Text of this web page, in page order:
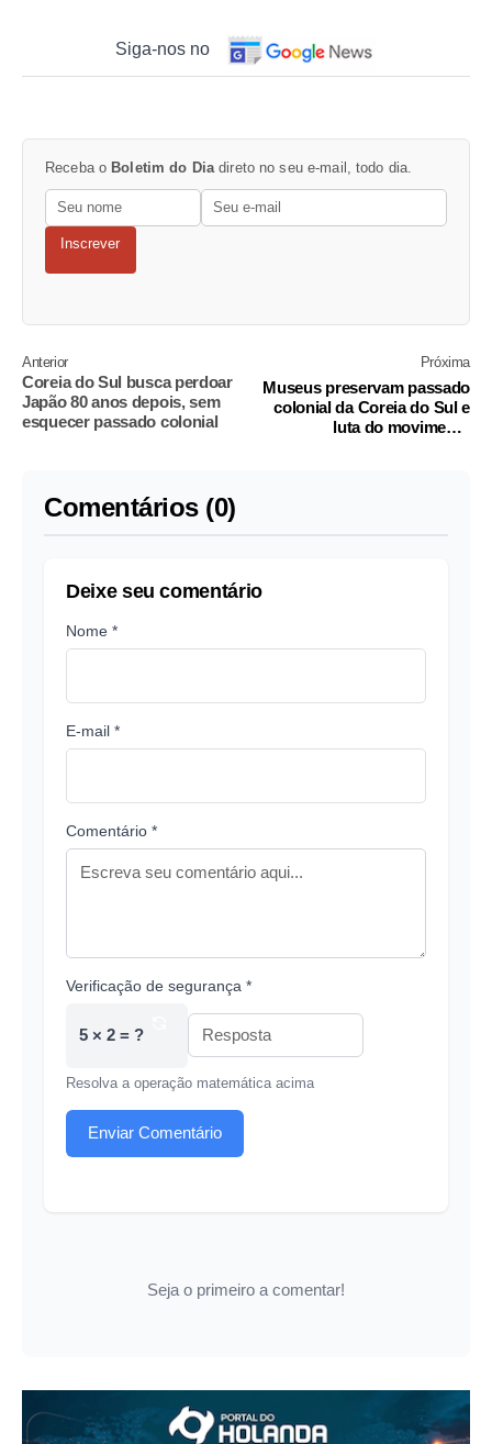
Siga-nos no
Receba o Boletim do Diadireto no seu e-mail, todo dia.
Inscrever
Anterior
Coreia do Sul busca perdoar
Japão 80 anos depois, sem
esquecer passado colonial
Próxima
Museus preservam passado
colonial da Coreia do Sul e
luta do movimento
Comentários (0)
Deixe seu comentário
Nome *
E-mail *
Comentário *
Verificação de segurança *
5 × 2 = ?
Resolva a operação matemática acima
Enviar Comentário
Seja o primeiro a comentar!